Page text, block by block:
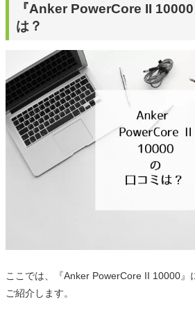
『Anker PowerCore II
は？
ここでは、『Anker PowerCore II 10000』
ご紹介します。